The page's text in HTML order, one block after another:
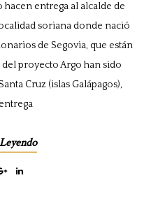
entrega al alcalde de
soriana donde nació
de Segovia, que están
proyecto Argo han sido
Cruz (islas Galápagos),